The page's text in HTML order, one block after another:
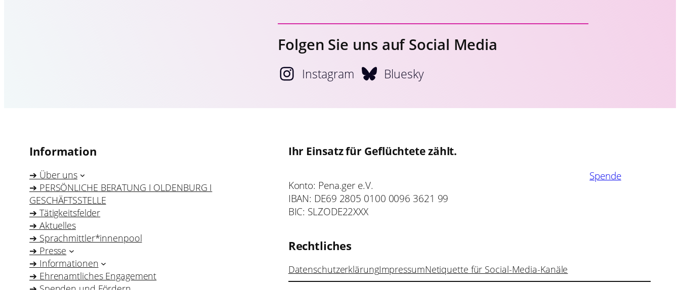
Folgen Sie uns auf Social Media
Instagram Bluesky
Information
➔ Über uns
➔ PERSÖNLICHE BERATUNG I OLDENBURG I
GESCHÄFTSSTELLE
➔ Tätigkeitsfelder
➔ Aktuelles
➔ Sprachmittler*innenpool
➔ Presse
➔ Informationen
➔ Ehrenamtliches Engagement
Ihr Einsatz für Geflüchtete zählt.
Konto: Pena.ger e.V.
IBAN: DE69 2805 0100 0096 3621 99
BIC: SLZODE22XXX
Spende
Rechtliches
DatenschutzerklärungImpressumNetiquette für Social-Media-Kanäle